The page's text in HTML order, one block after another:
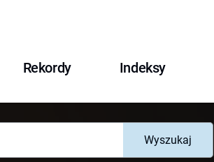
Rekordy Indeksy
Wyszukaj